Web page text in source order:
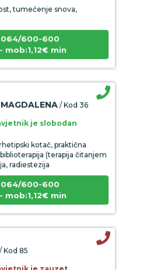
tumečenje snova,
600-600
min
/ Kod 36
je slobodan
kotač, praktična
(terapija čitanjem
radiestezija
600-600
min
/ Kod 85
je zauzet